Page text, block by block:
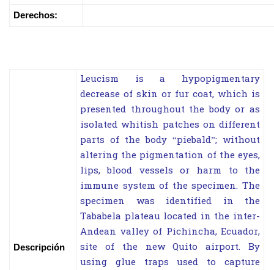
Derechos:
Descripción
Leucism is a hypopigmentary
decrease of skin or fur coat, which is
presented throughout the body or as
isolated whitish patches on different
parts of the body “piebald”; without
altering the pigmentation of the eyes,
lips, blood vessels or harm to the
immune system of the specimen. The
specimen was identified in the
Tababela plateau located in the inter-
Andean valley of Pichincha, Ecuador,
site of the new Quito airport. By
using glue traps used to capture